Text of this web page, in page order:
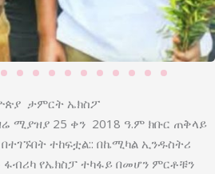
ታምርት ኤክስፖ
ሚያዝያ 25 ቀን 2018 ዓ.ም ክቡር ጠቅላይ
ተከፍቷል:: በኬሚካል ኢንዱስትሪ
የኤክስፓ ተካፋይ በመሆን ምርቶቹን